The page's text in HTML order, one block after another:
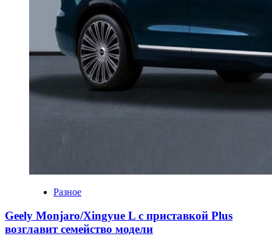
Разное
Geely Monjaro/Xingyue L с приставкой Plus
возглавит семейство модели